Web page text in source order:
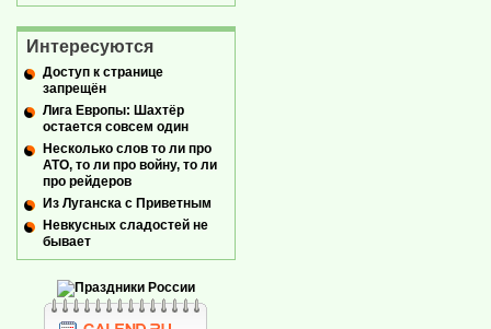
Интересуются
Доступ к странице
запрещён
Лига Европы: Шахтёр
остается совсем один
Несколько слов то ли про
АТО, то ли про войну, то ли
про рейдеров
Из Луганска с Приветным
Невкусных сладостей не
бывает